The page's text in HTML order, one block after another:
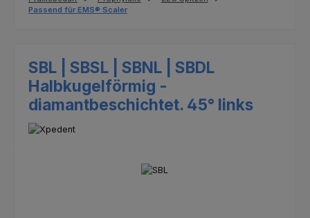
Passend für EMS® Scaler
SBL | SBSL | SBNL | SBDL
Halbkugelförmig -
diamantbeschichtet. 45° links